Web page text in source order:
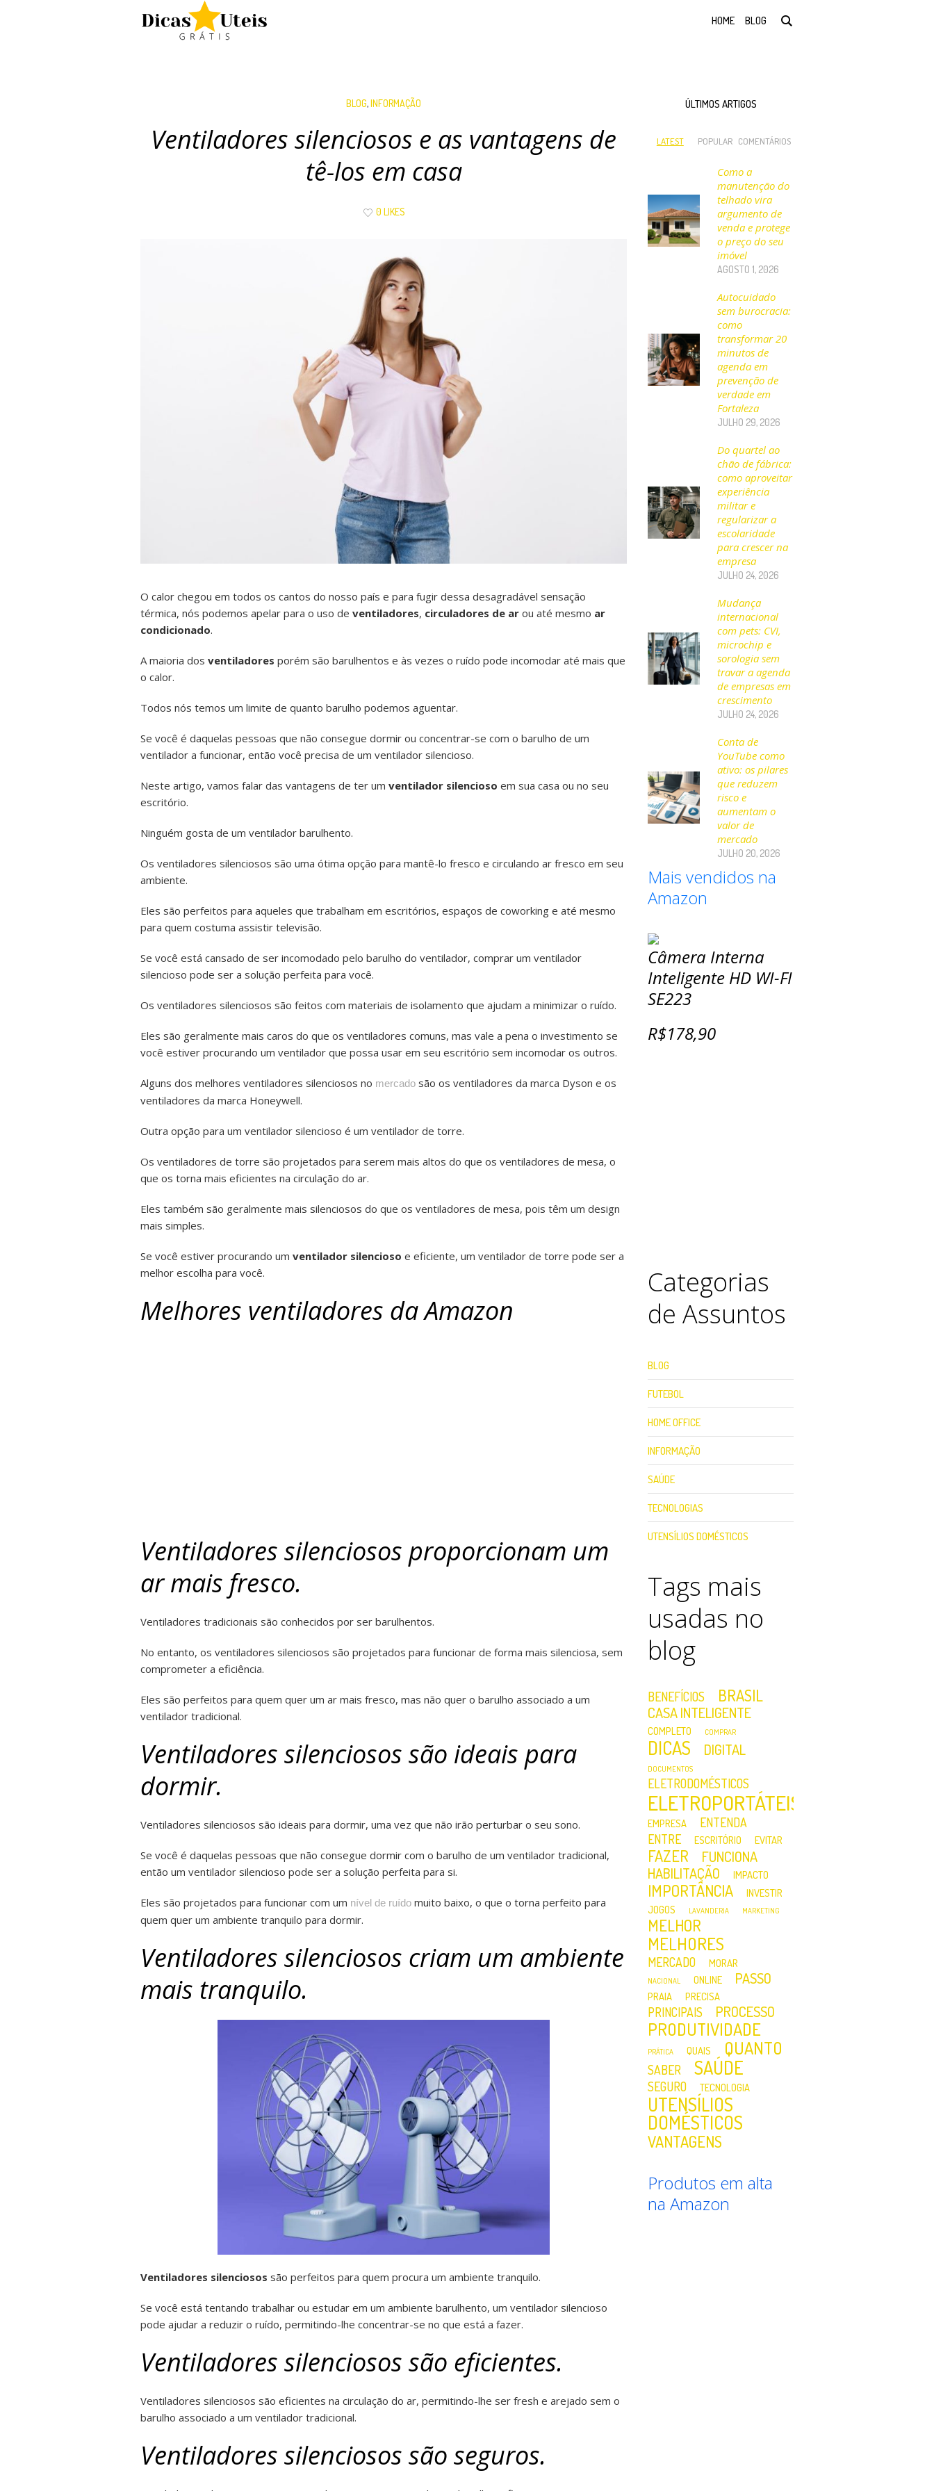
HOME BLOG
BLOG,INFORMAÇÃO
Ventiladores silenciosos e as vantagens de
tê-los em casa
0 LIKES
O calor chegou em todos os cantos do nosso país e para fugir dessa desagradável sensação
térmica, nós podemos apelar para o uso de ventiladores, circuladores de ar ou até mesmo ar
condicionado.
A maioria dos ventiladores porém são barulhentos e às vezes o ruído pode incomodar até mais que
o calor.
Todos nós temos um limite de quanto barulho podemos aguentar.
Se você é daquelas pessoas que não consegue dormir ou concentrar-se com o barulho de um
ventilador a funcionar, então você precisa de um ventilador silencioso.
Neste artigo, vamos falar das vantagens de ter um ventilador silencioso em sua casa ou no seu
escritório.
Ninguém gosta de um ventilador barulhento.
Os ventiladores silenciosos são uma ótima opção para mantê-lo fresco e circulando ar fresco em seu
ambiente.
Eles são perfeitos para aqueles que trabalham em escritórios, espaços de coworking e até mesmo
para quem costuma assistir televisão.
Se você está cansado de ser incomodado pelo barulho do ventilador, comprar um ventilador
silencioso pode ser a solução perfeita para você.
Os ventiladores silenciosos são feitos com materiais de isolamento que ajudam a minimizar o ruído.
Eles são geralmente mais caros do que os ventiladores comuns, mas vale a pena o investimento se
você estiver procurando um ventilador que possa usar em seu escritório sem incomodar os outros.
Alguns dos melhores ventiladores silenciosos no mercado são os ventiladores da marca Dyson e os
ventiladores da marca Honeywell.
Outra opção para um ventilador silencioso é um ventilador de torre.
Os ventiladores de torre são projetados para serem mais altos do que os ventiladores de mesa, o
que os torna mais eficientes na circulação do ar.
Eles também são geralmente mais silenciosos do que os ventiladores de mesa, pois têm um design
mais simples.
Se você estiver procurando um ventilador silencioso e eficiente, um ventilador de torre pode ser a
melhor escolha para você.
Melhores ventiladores da Amazon
Ventiladores silenciosos proporcionam um
ar mais fresco.
Ventiladores tradicionais são conhecidos por ser barulhentos.
No entanto, os ventiladores silenciosos são projetados para funcionar de forma mais silenciosa, sem
comprometer a eficiência.
Eles são perfeitos para quem quer um ar mais fresco, mas não quer o barulho associado a um
ventilador tradicional.
Ventiladores silenciosos são ideais para
dormir.
Ventiladores silenciosos são ideais para dormir, uma vez que não irão perturbar o seu sono.
Se você é daquelas pessoas que não consegue dormir com o barulho de um ventilador tradicional,
então um ventilador silencioso pode ser a solução perfeita para si.
Eles são projetados para funcionar com um nível de ruído muito baixo, o que o torna perfeito para
quem quer um ambiente tranquilo para dormir.
Ventiladores silenciosos criam um ambiente
mais tranquilo.
Ventiladores silenciosos são perfeitos para quem procura um ambiente tranquilo.
Se você está tentando trabalhar ou estudar em um ambiente barulhento, um ventilador silencioso
pode ajudar a reduzir o ruído, permitindo-lhe concentrar-se no que está a fazer.
Ventiladores silenciosos são eficientes.
Ventiladores silenciosos são eficientes na circulação do ar, permitindo-lhe ser fresh e arejado sem o
barulho associado a um ventilador tradicional.
Ventiladores silenciosos são seguros.
ÚLTIMOS ARTIGOS
LATEST POPULAR COMENTÁRIOS
Como a
manutenção do
telhado vira
argumento de
venda e protege
o preço do seu
imóvel
AGOSTO 1, 2026
Autocuidado
sem burocracia:
como
transformar 20
minutos de
agenda em
prevenção de
verdade em
Fortaleza
JULHO 29, 2026
Do quartel ao
chão de fábrica:
como aproveitar
experiência
militar e
regularizar a
escolaridade
para crescer na
empresa
JULHO 24, 2026
Mudança
internacional
com pets: CVI,
microchip e
sorologia sem
travar a agenda
de empresas em
crescimento
JULHO 24, 2026
Conta de
YouTube como
ativo: os pilares
que reduzem
risco e
aumentam o
valor de
mercado
JULHO 20, 2026
Mais vendidos na
Amazon
Câmera Interna
Inteligente HD WI-FI
SE223
R$178,90
Categorias
de Assuntos
BLOG
FUTEBOL
HOME OFFICE
INFORMAÇÃO
SAÚDE
TECNOLOGIAS
UTENSÍLIOS DOMÉSTICOS
Tags mais
usadas no
blog
BENEFÍCIOS BRASIL
CASA INTELIGENTE
COMPLETO COMPRAR
DICAS DIGITAL
DOCUMENTOS
ELETRODOMÉSTICOS
ELETROPORTÁTEIS
EMPRESA
ENTENDA
ENTRE
ESCRITÓRIO EVITAR
FAZER
FUNCIONA
HABILITAÇÃO
IMPACTO
IMPORTÂNCIA
INVESTIR
JOGOS
LAVANDERIA MARKETING
MELHOR
MELHORES
MERCADO MORAR
NACIONAL ONLINE PASSO
PRAIA PRECISA
PRINCIPAIS PROCESSO
PRODUTIVIDADE
PRÁTICA QUAIS QUANTO
SABER SAÚDE
SEGURO TECNOLOGIA
UTENSÍLIOS
DOMÉSTICOS
VANTAGENS
Produtos em alta
na Amazon